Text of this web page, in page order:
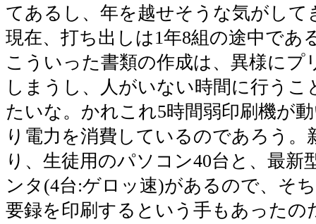
てあるし、年を越せそうな気がして
現在、打ち出しは1年8組の途中であ
こういった書類の作成は、異様にプ
しまうし、人がいない時間に行うこ
たいな。かれこれ5時間弱印刷機が
り電力を消費しているのであろう。
り、生徒用のパソコン40台と、最新
ンタ(4台:ゲロッ速)があるので、そ
要録を印刷するという手もあったの